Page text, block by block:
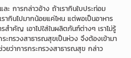
ะ การกล่าวอ้าง ถ้าเรากินใบประท่อม
เรากินไปมากน้อยแค่ไหน แต่พอเป็นอาหาร
รสำคัญ เอาไปใส่ในผลิตภันฑ์ต่างๆ เราไม่รู้
ะทรวงสาธารณสุขเป็นห่วง จึงต้องเข้ามา
ยว่าการกระทรวงสาธารณสุข กล่าว